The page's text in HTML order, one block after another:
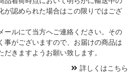
が認められた場合はこの限りではござ
ールにて当方へご連絡ください。その
事がございますので、お届けの商品は
だきますようお願い致します。
詳しくはこちら